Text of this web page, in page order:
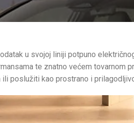
u svojoj liniji potpuno
te znatno većem tovarnom
poslužiti kao prostrano i